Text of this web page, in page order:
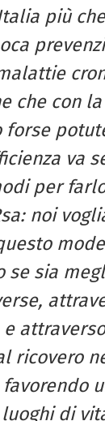
più
che con
forse
va
per
noi
se sia
ricovero
di